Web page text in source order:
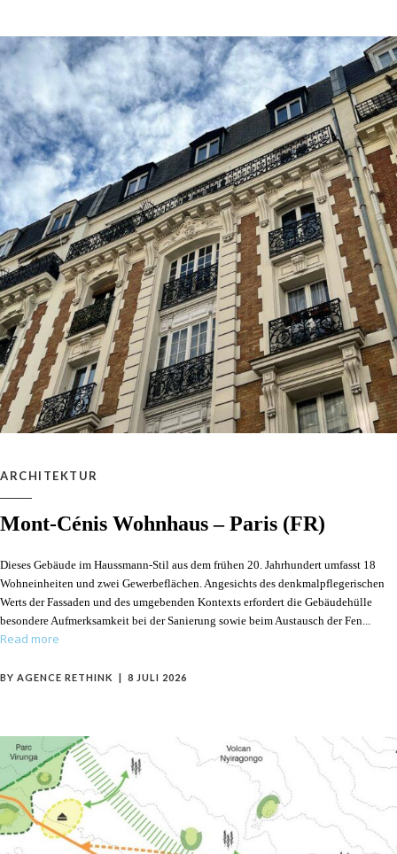
ARCHITEKTUR
Mont-Cénis Wohnhaus – Paris (FR)
Dieses Gebäude im Haussmann-Stil aus dem frühen 20. Jahrhundert umfasst 18
Wohneinheiten und zwei Gewerbeflächen. Angesichts des denkmalpflegerischen
Werts der Fassaden und des umgebenden Kontexts erfordert die Gebäudehülle
besondere Aufmerksamkeit bei der Sanierung sowie beim Austausch der Fen
Read more
BY AGENCE RETHINK 8 JULI 2026